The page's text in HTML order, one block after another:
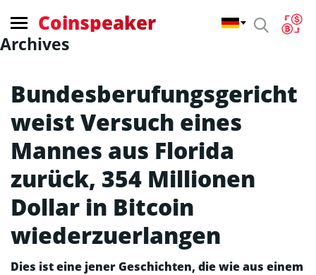
Coinspeaker
Archives
Bundesberufungsgericht
weist Versuch eines
Mannes aus Florida
zurück, 354 Millionen
Dollar in Bitcoin
wiederzuerlangen
Dies ist eine jener Geschichten, die wie aus einem